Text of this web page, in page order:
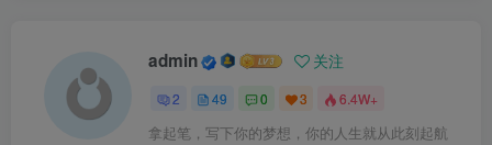
admin 关注
2 49 0 3 6.4W+
拿起笔，写下你的梦想，你的人生就从此刻起航